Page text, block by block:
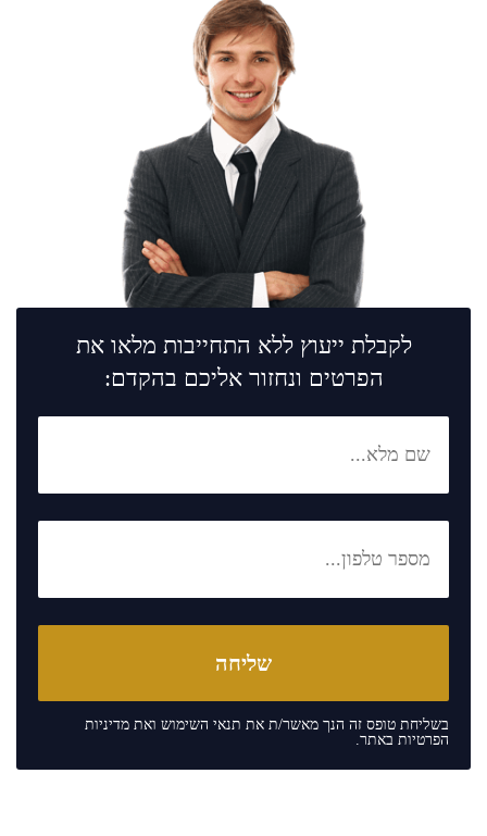
לקבלת ייעוץ ללא התחייבות מלאו את
הפרטים ונחזור אליכם בהקדם:
בשליחת טופס זה הנך מאשר/ת את תנאי השימוש ואת מדיניות
הפרטיות באתר.